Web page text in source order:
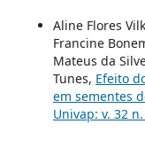
Aline Flores
Francine
Mateus da
Tunes, Efeito
em sementes
Univap: v. 32